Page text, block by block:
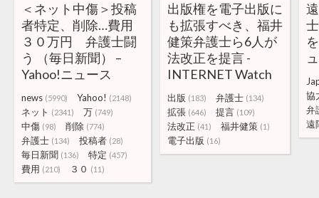
＜ネット中傷＞投稿
者特定、削除…費用
３０万円 弁護士闘
う （毎日新聞） –
Yahoo!ニュース
news (5990) Yahoo! (2148)
ネット (2341) 万 (749)
中傷 (98) 削除 (774)
弁護士 (134) 投稿者 (28)
毎日新聞 (136) 特定 (457)
費用 (210) ３０ (11)
出版権を電子出版に
も拡張すべき、福井
健策弁護士ら6人が
法改正を提言 -
INTERNET Watch
出版 (183) 弁護士 (134)
拡張 (646) 提言 (109)
法改正 (41) 福井健策 (1)
電子出版 (16)
協
弁
遠